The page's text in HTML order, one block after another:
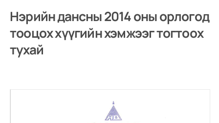
Нэрийн дансны 2014 оны орлогод
тооцох хүүгийн хэмжээг тогтоох
тухай